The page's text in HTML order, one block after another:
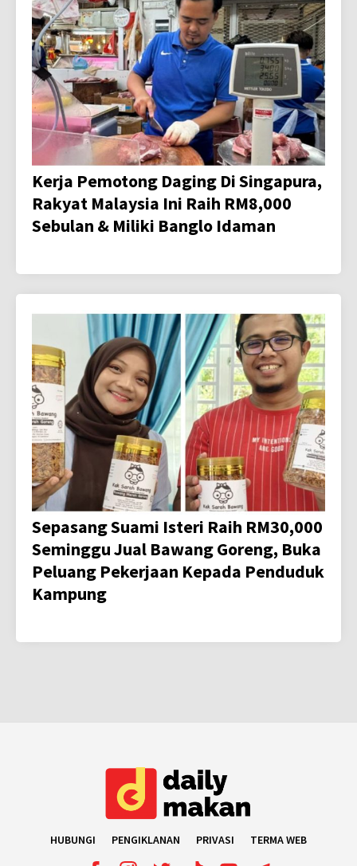
Kerja Pemotong Daging Di Singapura,
Rakyat Malaysia Ini Raih RM8,000
Sebulan & Miliki Banglo Idaman
Sepasang Suami Isteri Raih RM30,000
Seminggu Jual Bawang Goreng, Buka
Peluang Pekerjaan Kepada Penduduk
Kampung
HUBUNGI PENGIKLANAN PRIVASI TERMA WEB